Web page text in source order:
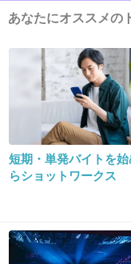
どっちでもいい。
2016/01/06(水) 13:48:18
宗教みたい
そういうこと普
あなたにオススメの
短期・単発バイトを
らショットワークス